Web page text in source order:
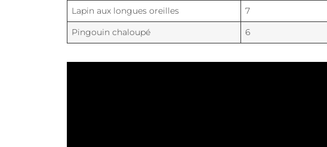
Lapin aux longues oreilles
7
Pingouin chaloupé
6